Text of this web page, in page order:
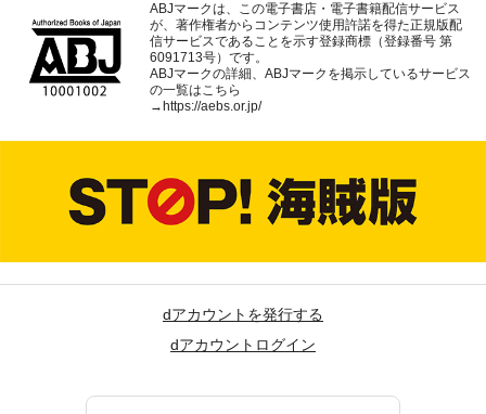
ABJマークは、この電子書店・電子書籍配信サービス
が、著作権者からコンテンツ使用許諾を得た正規版配
信サービスであることを示す登録商標（登録番号 第
6091713号）です。
ABJマークの詳細、ABJマークを掲示しているサービス
の一覧はこちら
→ https://aebs.or.jp/
dアカウントを発行する
dアカウントログイン